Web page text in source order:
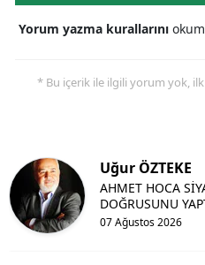
Yorum yazma kurallarını
* Bu içerik ile ilgili yorum yok,
Uğur ÖZTEKE
07 Ağustos 2026
AHMET HOCA
DOĞRUSUNU